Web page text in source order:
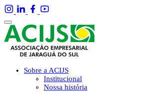
Sobre a ACIJS
Institucional
Nossa história